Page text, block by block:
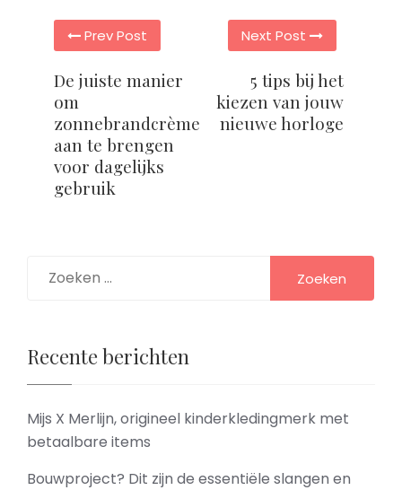
Post
navigation
Prev Post
De juiste manier
om
zonnebrandcrème
aan te brengen
voor dagelijks
gebruik
Next Post
5 tips bij het
kiezen van jouw
nieuwe horloge
naar:
Recente berichten
Mijs X Merlijn, origineel kinderkledingmerk met
betaalbare items
Bouwproject? Dit zijn de essentiële slangen en